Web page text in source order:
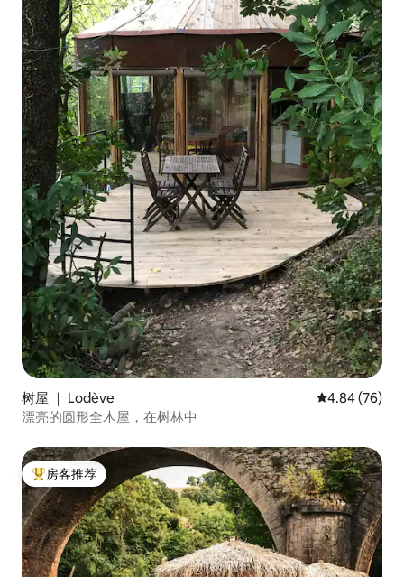
树屋 ｜ Lodève 平均评分 4.84
4.84 (76)
漂亮的圆形全木屋，在树林中
热门「房客推荐」
房客推荐